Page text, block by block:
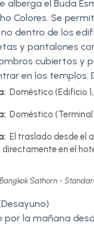
alberga el Buda
Colores. Se
dentro de los
y pantalones
cubiertos y
en los templos.
Doméstico (Edificio
Doméstico (Terminal
El traslado desde el
en el
Sathorn -
la mañana